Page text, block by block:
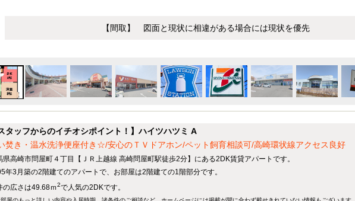
【間取】 図面と現状に相違がある場合には現状を優先
スタッフからのイチオシポイント！】ハイツハツミ A
焚き・温水洗浄便座付き☆/安心のＴＶドアホン/ペット飼育相談可/高崎環状線アクセス良好
県高崎市問屋町４丁目【ＪＲ上越線 高崎問屋町駅徒歩2分】にある2DK賃貸アパートです。
年3月築の2階建てのアパートで、お部屋は2階建ての1階部分です。
の広さは49.68ｍ2で人気の2DKです。